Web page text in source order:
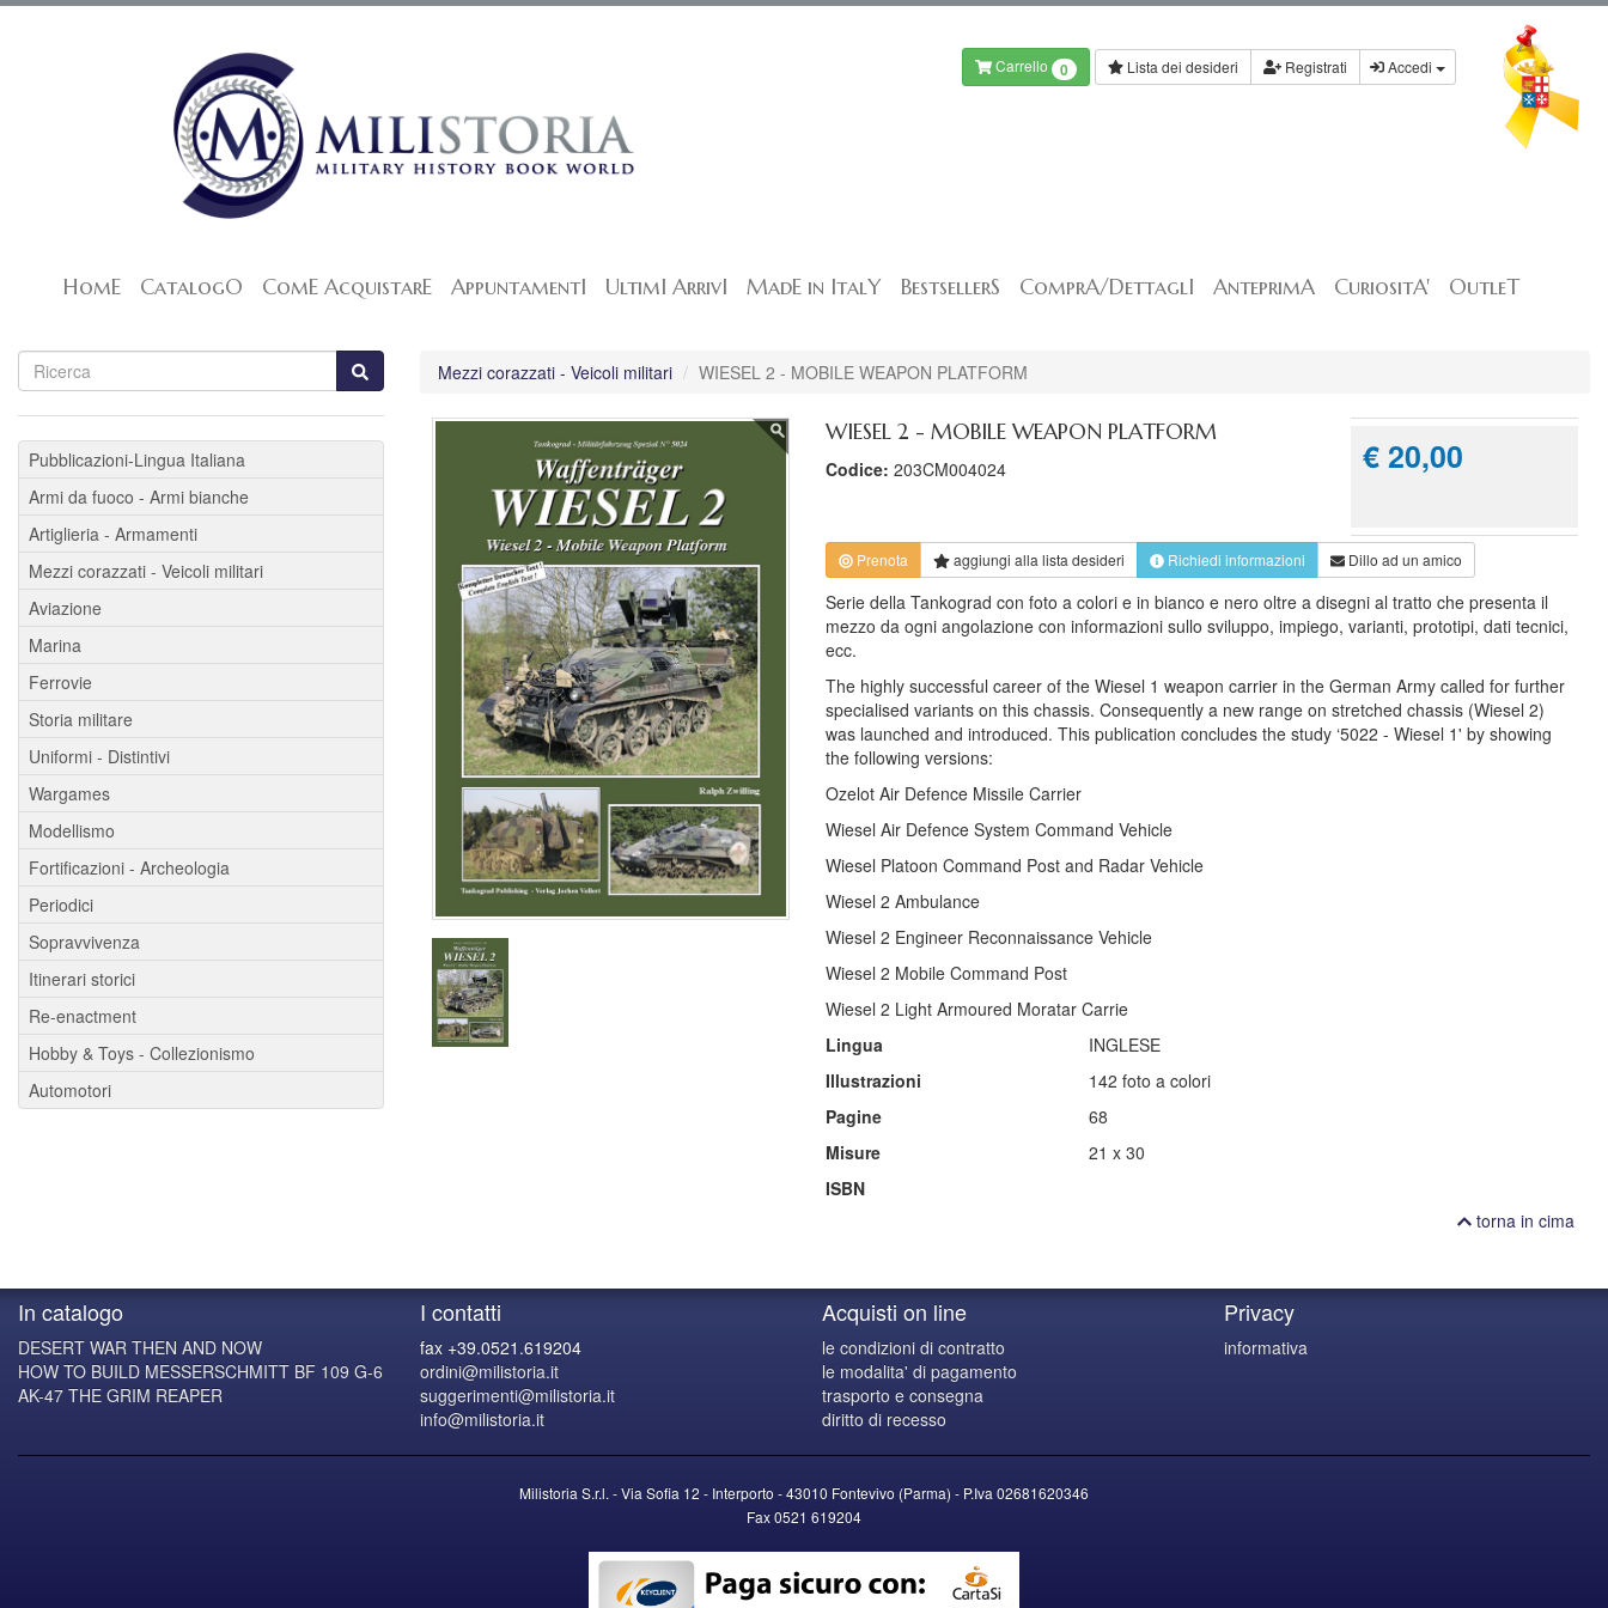
Carrello 0 Lista dei desideri Registrati Accedi
HomE CatalogO ComE AcquistarE AppuntamentI UltimI ArrivI MadE in ItalY BestsellerS ComprA/DettaglI AnteprimA CuriositA' OutleT
Mezzi corazzati - Veicoli militari WIESEL 2 - MOBILE WEAPON PLATFORM
WIESEL 2 - MOBILE WEAPON PLATFORM
Codice: 203CM004024 € 20,00
Prenota aggiungi alla lista desideri Richiedi informazioni Dillo ad un amico
Serie della Tankograd con foto a colori e in bianco e nero oltre a disegni al tratto che presenta il
mezzo da ogni angolazione con informazioni sullo sviluppo, impiego, varianti, prototipi, dati tecnici,
ecc.
The highly successful career of the Wiesel 1 weapon carrier in the German Army called for further
specialised variants on this chassis. Consequently a new range on stretched chassis (Wiesel 2)
was launched and introduced. This publication concludes the study ‘5022 - Wiesel 1' by showing
the following versions:
Ozelot Air Defence Missile Carrier
Wiesel Air Defence System Command Vehicle
Wiesel Platoon Command Post and Radar Vehicle
Wiesel 2 Ambulance
Wiesel 2 Engineer Reconnaissance Vehicle
Wiesel 2 Mobile Command Post
Wiesel 2 Light Armoured Moratar Carrie
Lingua
INGLESE
Illustrazioni
142 foto a colori
Pagine
68
Misure
21 x 30
ISBN
Pubblicazioni-Lingua Italiana
Armi da fuoco - Armi bianche
Artiglieria - Armamenti
Mezzi corazzati - Veicoli militari
Aviazione
Marina
Ferrovie
Storia militare
Uniformi - Distintivi
Wargames
Modellismo
Fortificazioni - Archeologia
Periodici
Sopravvivenza
Itinerari storici
Re-enactment
Hobby & Toys - Collezionismo
Automotori
torna in cima
In catalogo
DESERT WAR THEN AND NOW
HOW TO BUILD MESSERSCHMITT BF 109 G-6
AK-47 THE GRIM REAPER
I contatti
fax +39.0521.619204
ordini@milistoria.it
suggerimenti@milistoria.it
info@milistoria.it
Acquisti on line
le condizioni di contratto
le modalita' di pagamento
trasporto e consegna
diritto di recesso
Privacy
informativa
Milistoria S.r.l. - Via Sofia 12 - Interporto - 43010 Fontevivo (Parma) - P.Iva 02681620346
Fax 0521 619204